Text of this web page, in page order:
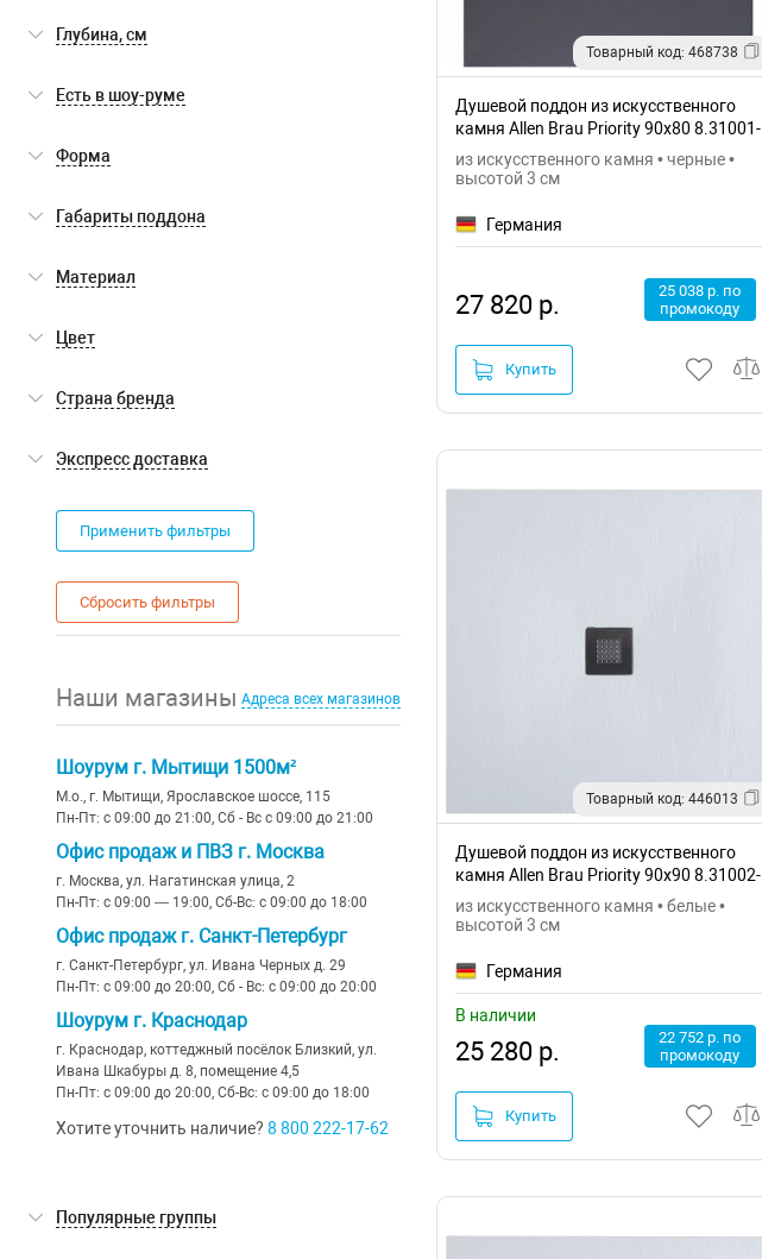
Глубина, см
Есть в шоу-руме
Форма
Габариты поддона
Материал
Цвет
белый
Страна бренда
Экспресс доставка
Экспресс доставка(0)
Применить фильтры
Сбросить фильтры
Наши магазины Адреса всех магазинов
Шоурум г. Мытищи 1500м²
М.о., г. Мытищи, Ярославское шоссе, 115
Пн-Пт: с 09:00 до 21:00, Сб - Вс с 09:00 до 21:00
Офис продаж и ПВЗ г. Москва
г. Москва, ул. Нагатинская улица, 2
Пн-Пт: с 09:00 — 19:00, Сб-Вс: с 09:00 до 18:00
Офис продаж г. Санкт-Петербург
г. Санкт-Петербург, ул. Ивана Черных д. 29
Пн-Пт: с 09:00 до 20:00, Сб - Вс: с 09:00 до 20:00
Шоурум г. Краснодар
г. Краснодар, коттеджный посёлок Близкий, ул.
Ивана Шкабуры д. 8, помещение 4,5
Пн-Пт: с 09:00 до 20:00, Сб-Вс: с 09:00 до 18:00
Хотите уточнить наличие? 8 800 222-17-62
Популярные группы
Товарный код: 468738
Душевой поддон из искусственного
камня Allen Brau Priority 90x80 8.31001-
из искусственного камня • черные •
высотой 3 см
Германия
27 820 р.
25 038 р. по
промокоду
Купить
Товарный код: 446013
Душевой поддон из искусственного
камня Allen Brau Priority 90x90 8.31002-
из искусственного камня • белые •
высотой 3 см
Германия
В наличии
25 280 р.
22 752 р. по
промокоду
Купить